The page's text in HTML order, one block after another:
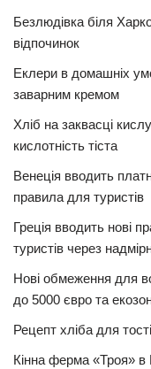
Безлюдівка біля
відпочинок
Еклери в домашніх
заварним кремом
Хліб на заквасці
кислотність тіста
Венеція вводить
правила для туристів
Греція вводить нові
туристів через
Нові обмеження для
до 5000 євро та
Рецепт хліба для
Кінна ферма «Троя» в